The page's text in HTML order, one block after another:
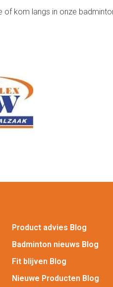
kom langs in onze
Product advies Blog
Badminton nieuws Blog
Fit blijven Blog
Nieuwe Producten Blog